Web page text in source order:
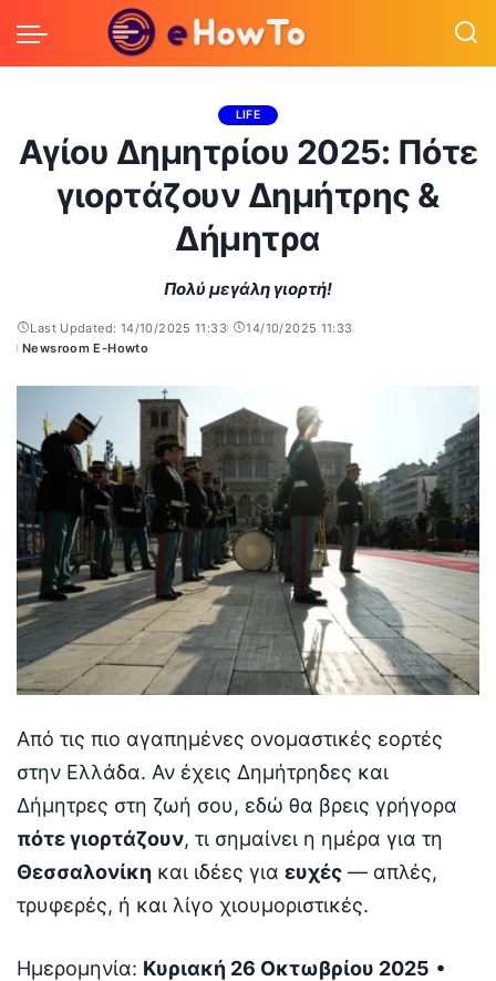
LIFE
Αγίου Δημητρίου 2025: Πότε
γιορτάζουν Δημήτρης &
Δήμητρα
Πολύ μεγάλη γιορτή!
Last Updated: 14/10/2025 11:33
14/10/2025 11:33
Posted
Newsroom E-Howto
Από τις πιο αγαπημένες ονομαστικές εορτές
στην Ελλάδα. Αν έχεις Δημήτρηδες και
Δήμητρες στη ζωή σου, εδώ θα βρεις γρήγορα
πότε γιορτάζουν, τι σημαίνει η ημέρα για τη
Θεσσαλονίκη και ιδέες για ευχές — απλές,
τρυφερές, ή και λίγο χιουμοριστικές.
Ημερομηνία: Κυριακή 26 Οκτωβρίου 2025 •